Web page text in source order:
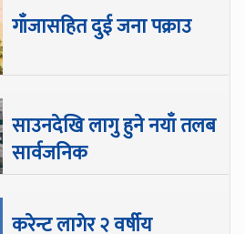
गाँजासहित दुई जना पक्राउ
साउनदेखि लागु हुने नयाँ तलब
सार्वजनिक
करेन्ट लागेर २ वर्षीय